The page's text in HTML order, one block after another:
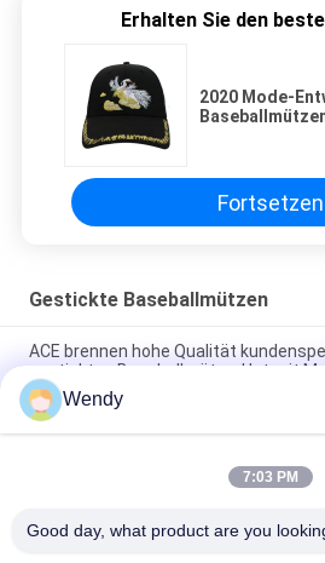
Erhalten Sie den
2020 Mode-
Fortsetzen
Gestickte Baseballmützen
ACE brennen hohe Qualität
gestickten Baseballmütze-Hut mit
Platten-Baseballmütze-fester
unstrukturierter Vati-Hut 100% des
Fernlastfahrer gebogene Platten-
Wendy
7:03 PM
Good day, what product are you